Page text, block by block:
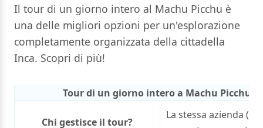
Il tour di un giorno intero al Machu Picchu è
una delle migliori opzioni per un'esplorazione
completamente organizzata della cittadella
Inca. Scopri di più!
Tour di un giorno intero a Machu Picchu
Chi gestisce il tour?
La stessa azienda